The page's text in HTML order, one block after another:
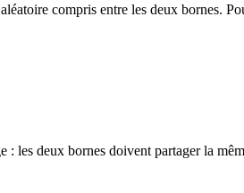
compris entre les deux bornes.
les deux bornes doivent partager la